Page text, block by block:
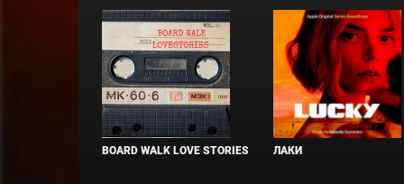
BOARD WALK LOVE STORIES ЛАКИ